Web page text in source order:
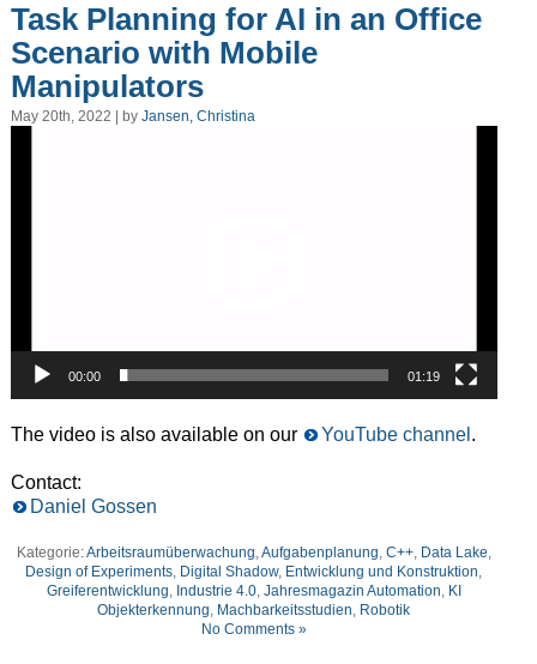
Task Planning for AI in an Office
Scenario with Mobile
Manipulators
May 20th, 2022 | by Jansen, Christina
00:00 01:19
The video isalso availableon our YouTube channel .
Contact:
Daniel Gossen
Kategorie:Arbeitsraumüberwachung,Aufgabenplanung, C++, Data Lake,
Design of Experiments, Digital Shadow, Entwicklung und Konstruktion,
Greiferentwicklung, Industrie 4.0, Jahresmagazin Automation, KI
Objekterkennung, Machbarkeitsstudien, Robotik
No Comments »